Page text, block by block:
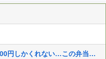
サザエさん世界の夫「妻が昼食代500円しかくれない…この弁当屋、500円で売っている！その上店員さんも美人だ！毎日行こう！」